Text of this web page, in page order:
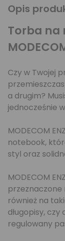
Opis
Torba na
Czy w Twojej
a drugim?
jednocześnie
MODECOM
notebook,
styl oraz
MODECOM
również na
długopisy,
regulowany